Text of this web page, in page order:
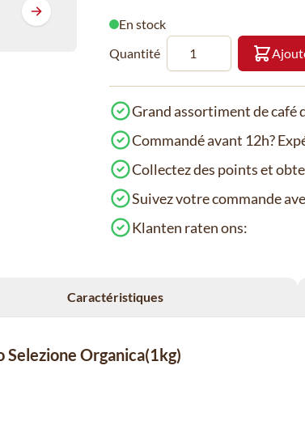
En stock
Quantité
Grand assortiment de café
Commandé avant 12h?
Collectez des points et
Suivez votre commande
Klanten raten ons:
Caractéristiques
Organica(1kg)